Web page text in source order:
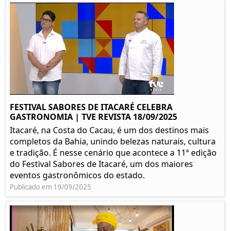
FESTIVAL SABORES DE ITACARÉ CELEBRA
GASTRONOMIA | TVE REVISTA 18/09/2025
Itacaré, na Costa do Cacau, é um dos destinos mais
completos da Bahia, unindo belezas naturais, cultura
e tradição. É nesse cenário que acontece a 11ª edição
do Festival Sabores de Itacaré, um dos maiores
eventos gastronômicos do estado.
Publicado em 19/09/2025